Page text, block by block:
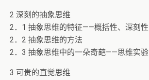
2 深刻的抽象思维
2．1 抽象思维的特征——概括性、深刻性
2．2 抽象思维的方法
2．3 抽象思维中的一朵奇葩——思维实验
3 可贵的直觉思维